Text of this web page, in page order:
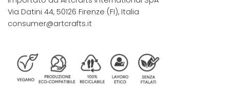
Via Datini 44, 50126 Firenze (FI), Italia
consumer@artcrafts.it